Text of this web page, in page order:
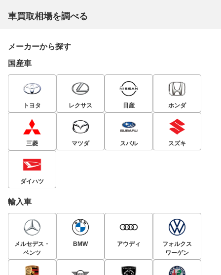
車買取相場を調べる
メーカーから探す
国産車
トヨタ レクサス 日産 ホンダ
三菱 マツダ スバル スズキ
ダイハツ
輸入車
メルセデス・
ベンツ
BMW アウディ
フォルクス
ワーゲン